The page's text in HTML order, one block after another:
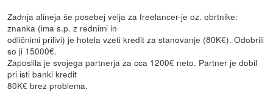
Zadnja alineja še posebej velja za freelancer-je oz. obrtnike:
znanka (ima s.p. z rednimi in
odličnimi prilivi) je hotela vzeti kredit za stanovanje (80K€). Odobrili
so ji 15000€.
Zaposlila je svojega partnerja za cca 1200€ neto. Partner je dobil
pri isti banki kredit
80K€ brez problema.